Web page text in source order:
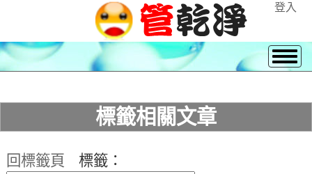
登入
標籤相關文章
回標籤頁
標籤：